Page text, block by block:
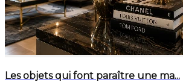
Les objets qui font paraître une ma...